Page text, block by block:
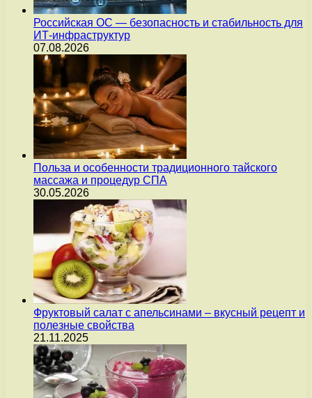
Российская ОС — безопасность и стабильность для
ИТ-инфраструктур
07.08.2026
Польза и особенности традиционного тайского
массажа и процедур СПА
30.05.2026
Фруктовый салат с апельсинами – вкусный рецепт и
полезные свойства
21.11.2025